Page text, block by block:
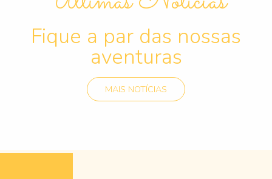
Fique a par das nossas
aventuras
MAIS NOTÍCIAS